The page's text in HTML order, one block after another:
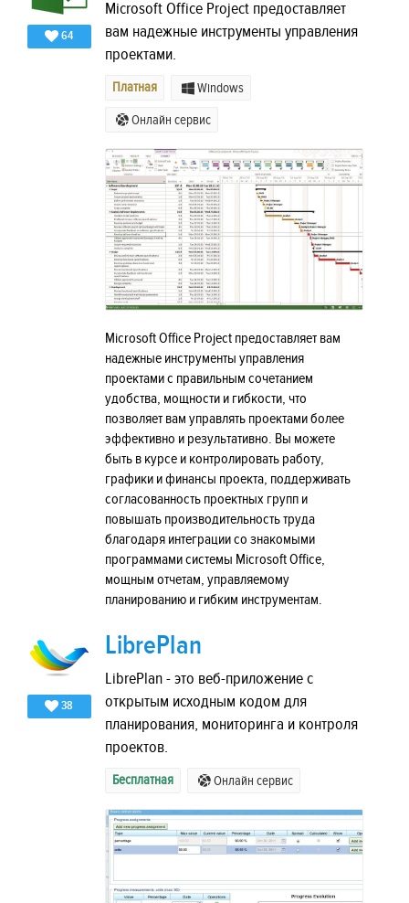
64
Microsoft Office Project предоставляет
вам надежные инструменты управления
проектами.
Платная Windows
Онлайн сервис
Microsoft Office Project предоставляет вам
надежные инструменты управления
проектами с правильным сочетанием
удобства, мощности и гибкости, что
позволяет вам управлять проектами более
эффективно и результативно. Вы можете
быть в курсе и контролировать работу,
графики и финансы проекта, поддерживать
согласованность проектных групп и
повышать производительность труда
благодаря интеграции со знакомыми
программами системы Microsoft Office,
мощным отчетам, управляемому
планированию и гибким инструментам.
38
LibrePlan
LibrePlan - это веб-приложение с
открытым исходным кодом для
планирования, мониторинга и контроля
проектов.
Бесплатная Онлайн сервис